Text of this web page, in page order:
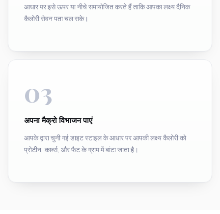
आधार पर इसे ऊपर या नीचे समायोजित करते हैं ताकि आपका लक्ष्य दैनिक
कैलोरी सेवन पता चल सके।
03
अपना मैक्रो विभाजन पाएं
आपके द्वारा चुनी गई डाइट स्टाइल के आधार पर आपकी लक्ष्य कैलोरी को
प्रोटीन, कार्ब्स, और फैट के ग्राम में बांटा जाता है।